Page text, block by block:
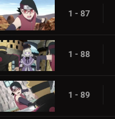
1 - 87
1 - 88
1 - 89